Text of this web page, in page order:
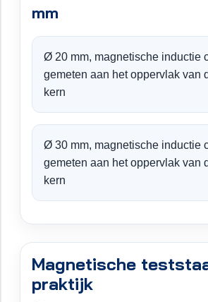
mm
Ø 20 mm, magnetische inductie
gemeten aan het oppervlak van
kern
Ø 30 mm, magnetische inductie
gemeten aan het oppervlak van
kern
Magnetische
praktijk